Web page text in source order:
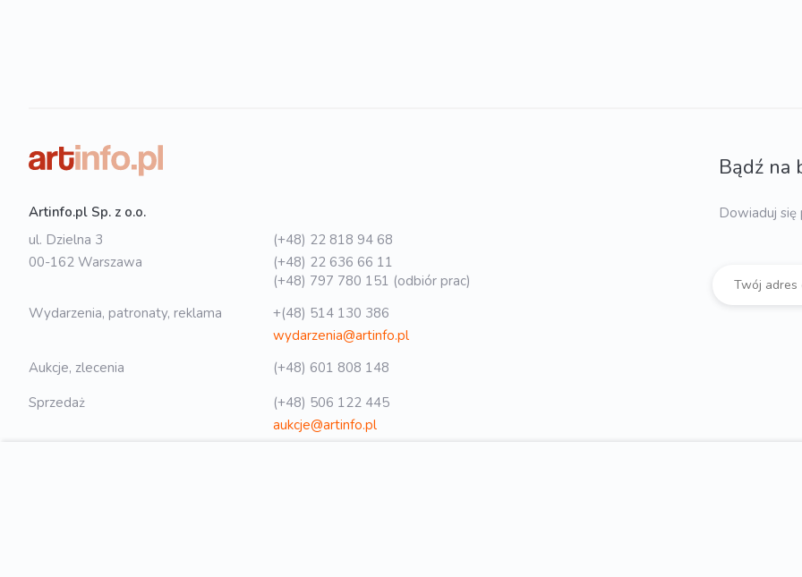
Artinfo.pl Sp. z o.o.
ul. Dzielna 3
00-162 Warszawa
(+48) 22 818 94 68
(+48) 22 636 66 11
(+48) 797 780 151 (odbiór prac)
Wydarzenia, patronaty, reklama
+(48) 514 130 386
wydarzenia@artinfo.pl
Aukcje, zlecenia
(+48) 601 808 148
Sprzedaż
(+48) 506 122 445
aukcje@artinfo.pl
Bądź na
Dowiaduj